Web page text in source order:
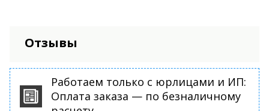
Отзывы
Работаем только с юрлицами и ИП:
Оплата заказа — по безналичному